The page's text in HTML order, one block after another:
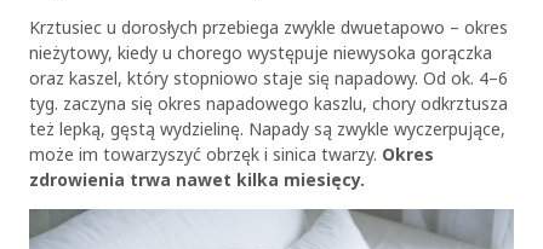
Krztusiec u dorosłych przebiega zwykle dwuetapowo – okres
nieżytowy, kiedy u chorego występuje niewysoka gorączka
oraz kaszel, który stopniowo staje się napadowy. Od ok. 4–6
tyg. zaczyna się okres napadowego kaszlu, chory odkrztusza
też lepką, gęstą wydzielinę. Napady są zwykle wyczerpujące,
może im towarzyszyć obrzęk i sinica twarzy. Okres
zdrowienia trwa nawet kilka miesięcy.